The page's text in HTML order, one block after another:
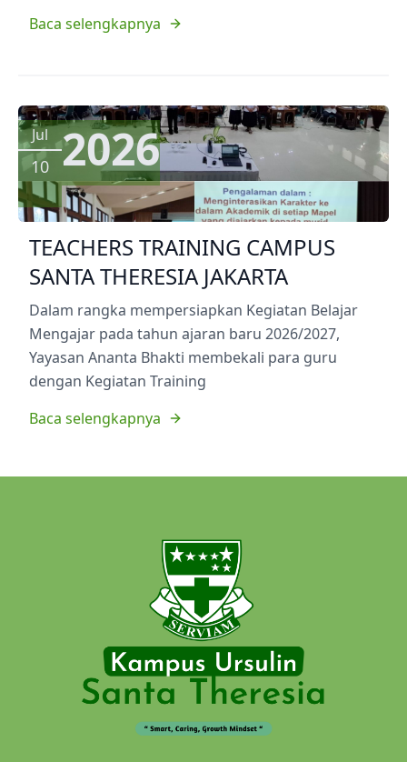
Baca selengkapnya
Jul
10 2026
TEACHERS TRAINING CAMPUS
SANTA THERESIA JAKARTA
Dalam rangka mempersiapkan Kegiatan Belajar
Mengajar pada tahun ajaran baru 2026/2027,
Yayasan Ananta Bhakti membekali para guru
dengan Kegiatan Training
Baca selengkapnya